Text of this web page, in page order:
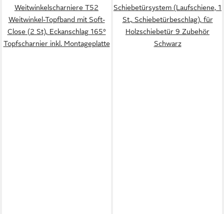
Weitwinkelscharniere T52
Weitwinkel-Topfband mit Soft-
Close (2 St), Eckanschlag 165°
Topfscharnier inkl. Montageplatte
Schiebetürsystem (Laufschiene, 1
St., Schiebetürbeschlag), für
Holzschiebetür 9 Zubehör
Schwarz